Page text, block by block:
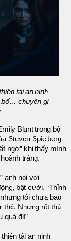
tài an ninh
bố… chuyện gì
Blunt trong bộ
Steven Spielberg
ngờ” khi thấy mình
tráng.
anh nói với
bật cười. “Thỉnh
tôi chưa bao
thế. Nhưng rất thú
quá đi!”
tài an ninh